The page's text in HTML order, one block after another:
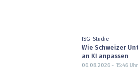
ISG-Studie
Wie Schweizer
an KI anpassen
06.08.2026 - 15:46Uhr